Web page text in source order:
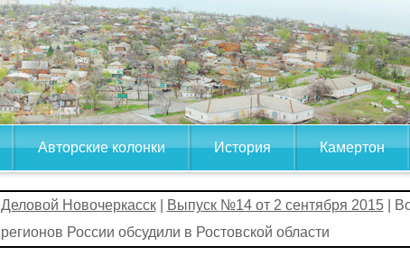
Авторские колонки История Камертон
Деловой Новочеркасск| Выпуск №14 от 2 сентября 2015|
регионов России обсудили в Ростовской области